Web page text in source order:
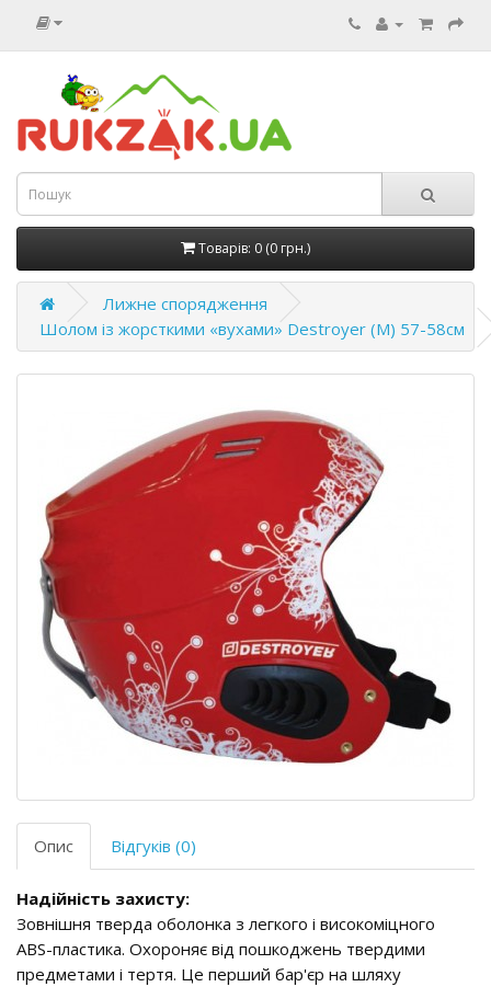
Товарів: 0 (0 грн.)
Лижне спорядження
Шолом із жорсткими «вухами» Destroyer (M) 57-58см
Опис Відгуків (0)
Надійність захисту:
Зовнішня тверда оболонка з легкого і високоміцного
ABS-пластика. Охороняє від пошкоджень твердими
предметами і тертя. Це перший бар'єр на шляху